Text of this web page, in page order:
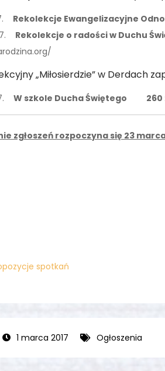
Rekolekcje Ewangelizacyjne
Rekolekcje o radości w Duchu
„Miłosierdzie” w Derdach
W szkole Ducha Świętego 260
zgłoszeń rozpoczyna się 23
spotkań
1 marca 2017 Ogłoszenia